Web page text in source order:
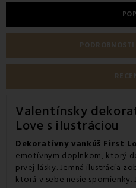
Valentínsky
Love s ilustráciou
Dekoratívny vankúš First
emotívnym doplnkom, ktorý
prvej lásky. Jemná ilustrácia
ktorá v sebe nesie